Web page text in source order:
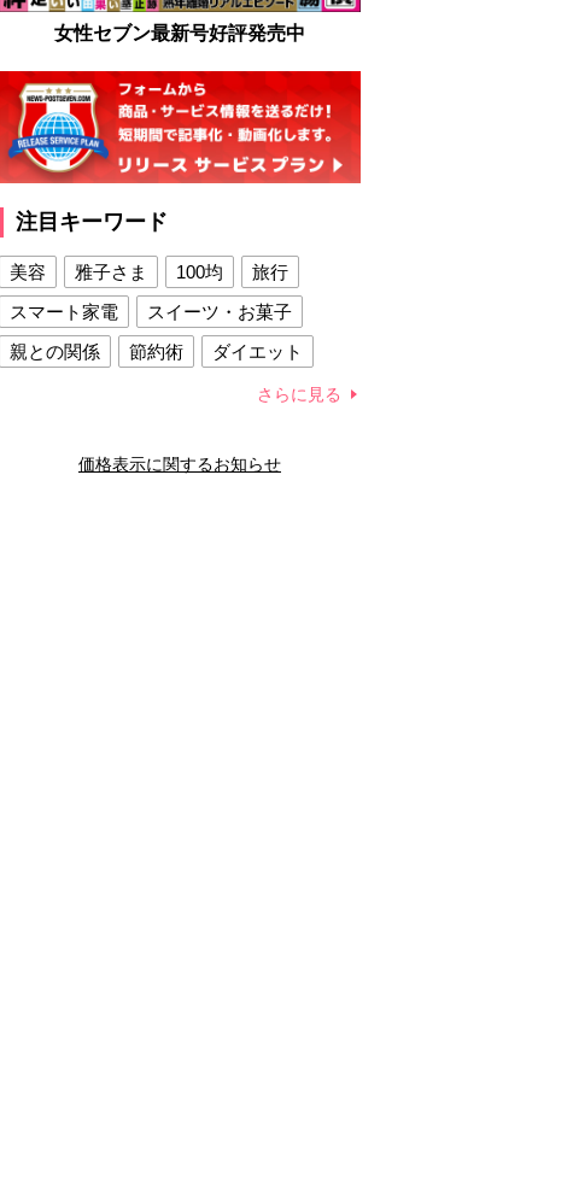
女性セブン最新号好評発売中
注目キーワード
美容 雅子さま 100均
旅行
スマート家電
スイーツ・お菓子
親との関係
節約術
ダイエット
夫との関係
新津春子 どか食い
さらに見る
価格表示に関するお知らせ